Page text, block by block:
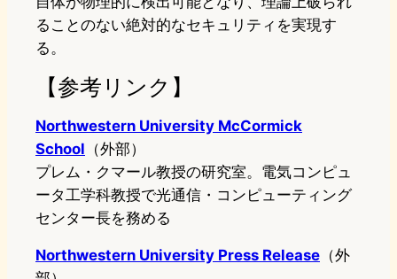
ることのない絶対的なセキュリティを実現す
る。
【参考リンク】
Northwestern University McCormick
School （外部）
プレム・クマール教授の研究室。電気コンピュ
ータ工学科教授で光通信・コンピューティング
センター長を務める
Northwestern University Press Release （外